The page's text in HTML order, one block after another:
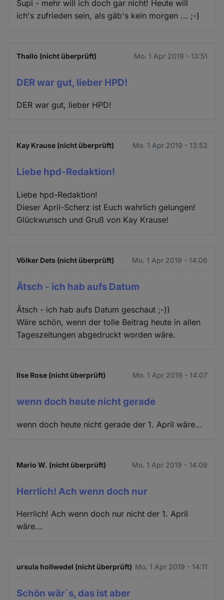
Supi - mehr will ich doch gar nicht! Heute will
ich's zufrieden sein, als gäb's kein morgen ... ;-)
Thallo (nicht überprüft) Mo. 1 Apr 2019 - 13:51
DER war gut, lieber HPD!
DER war gut, lieber HPD!
Kay Krause (nicht überprüft) Mo. 1 Apr 2019 - 13:53
Liebe hpd-Redaktion!
Liebe hpd-Redaktion!
Dieser April-Scherz ist Euch wahrlich gelungen!
Glückwunsch und Gruß von Kay Krause!
Völker Dets (nicht überprüft) Mo. 1 Apr 2019 - 14:06
Ätsch - ich hab aufs Datum
Ätsch - ich hab aufs Datum geschaut ;-))
Wäre schön, wenn der tolle Beitrag heute in allen
Tageszeitungen abgedruckt worden wäre.
Ilse Rose (nicht überprüft) Mo. 1 Apr 2019 - 14:07
wenn doch heute nicht gerade
wenn doch heute nicht gerade der 1. April wäre...
Mario W. (nicht überprüft) Mo. 1 Apr 2019 - 14:09
Herrlich! Ach wenn doch nur
Herrlich! Ach wenn doch nur nicht der 1. April
wäre...
ursula hollwedel (nicht überprüft) Mo. 1 Apr 2019 - 14:11
Schön wär´s, das ist aber